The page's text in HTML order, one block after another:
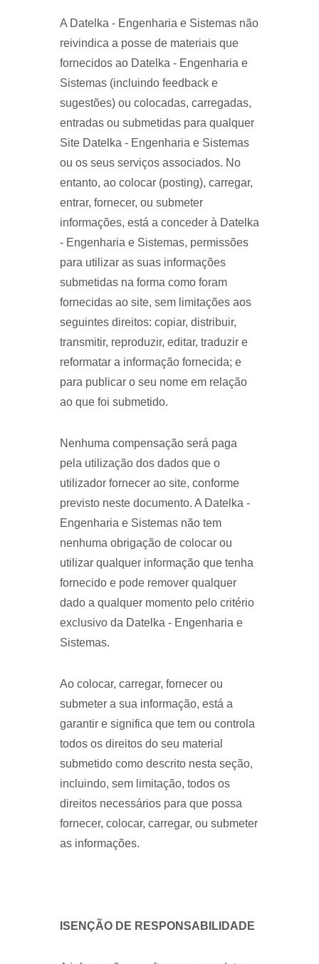
A Datelka - Engenharia e Sistemas não
reivindica a posse de materiais que
fornecidos ao Datelka - Engenharia e
Sistemas (incluindo feedback e
sugestões) ou colocadas, carregadas,
entradas ou submetidas para qualquer
Site Datelka - Engenharia e Sistemas
ou os seus serviços associados. No
entanto, ao colocar (posting), carregar,
entrar, fornecer, ou submeter
informações, está a conceder à Datelka
- Engenharia e Sistemas, permissões
para utilizar as suas informações
submetidas na forma como foram
fornecidas ao site, sem limitações aos
seguintes direitos: copiar, distribuir,
transmitir, reproduzir, editar, traduzir e
reformatar a informação fornecida; e
para publicar o seu nome em relação
ao que foi submetido.
Nenhuma compensação será paga
pela utilização dos dados que o
utilizador fornecer ao site, conforme
previsto neste documento. A Datelka -
Engenharia e Sistemas não tem
nenhuma obrigação de colocar ou
utilizar qualquer informação que tenha
fornecido e pode remover qualquer
dado a qualquer momento pelo critério
exclusivo da Datelka - Engenharia e
Sistemas.
Ao colocar, carregar, fornecer ou
submeter a sua informação, está a
garantir e significa que tem ou controla
todos os direitos do seu material
submetido como descrito nesta seção,
incluindo, sem limitação, todos os
direitos necessários para que possa
fornecer, colocar, carregar, ou submeter
as informações.
ISENÇÃO DE RESPONSABILIDADE